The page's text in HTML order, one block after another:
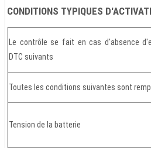
CONDITIONS TYPIQUES
Le contrôle se fait en cas d'absence
DTC suivants
Toutes les conditions suivantes sont
Tension de la batterie